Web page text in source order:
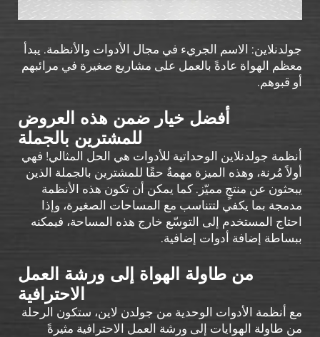
جولدنلاين: الاسم الجريء في مجال الأدوات والأنظمة. يبدأ
معظم الهواة عادةً بالعمل على مشاريع صغيرة في مرائبهم
أو قبوهم.
أفضل خيار ضمن هذه العروض
للمشترين بالجملة
أنظمة جولدنلاين الوحداتية للأدوات هي الحل المثالي! فهي
أولاً مُرنة، وهذه الميزة مهمةٌ حقًا للمشترين بالجملة الذين
يبحثون عن منتجٍ مميّز. كما يمكن أن تكون هذه الأنظمة
مدمجة بما يكفي لتتناسب مع المساحات الصغيرة، وإذا
احتاج المستخدم إلى التوسّع خارج هذه المساحة، فيمكنه
ببساطة إضافة أدوات إضافية.
من طاولة الهواة إلى ورشة العمل
الاحترافية
مع أنظمة الأدوات الوحدية من جولدن لاين، ستكون الرحلة
من طاولة الهوايات إلى ورشة العمل الاحترافية مثيرةً